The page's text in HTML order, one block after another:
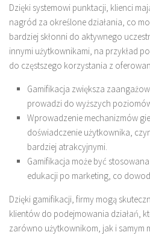
Dzięki systemowi punktacji, klienci
nagród za określone działania, co
bardziej skłonni do aktywnego
innymi użytkownikami, na przykład
do częstszego korzystania z
Gamifikacja zwiększa
prowadzi do wyższych
Wprowadzenie mechanizmów
doświadczenie użytkownika,
bardziej atrakcyjnymi.
Gamifikacja może być
edukacji po marketing, co
Dzięki gamifikacji, firmy mogą
klientów do podejmowania działań,
zarówno użytkownikom, jak i samym